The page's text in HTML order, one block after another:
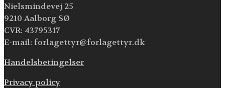
Nielsmindevej 25
9210 Aalborg SØ
CVR: 43795317
E-mail: forlagettyr@forlagettyr.dk
Handelsbetingelser
Privacy policy